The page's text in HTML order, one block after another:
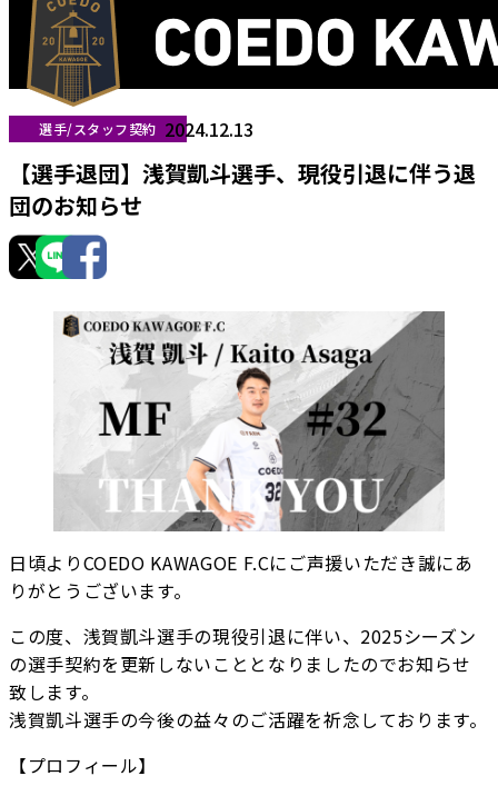
選手/スタッフ契約 2024.12.13
【選手退団】浅賀凱斗選手、現役引退に伴う退
団のお知らせ
日頃よりCOEDO KAWAGOE F.Cにご声援いただき誠にあ
りがとうございます。
この度、浅賀凱斗選手の現役引退に伴い、2025シーズン
の選手契約を更新しないこととなりましたのでお知らせ
致します。
浅賀凱斗選手の今後の益々のご活躍を祈念しております。
【プロフィール】